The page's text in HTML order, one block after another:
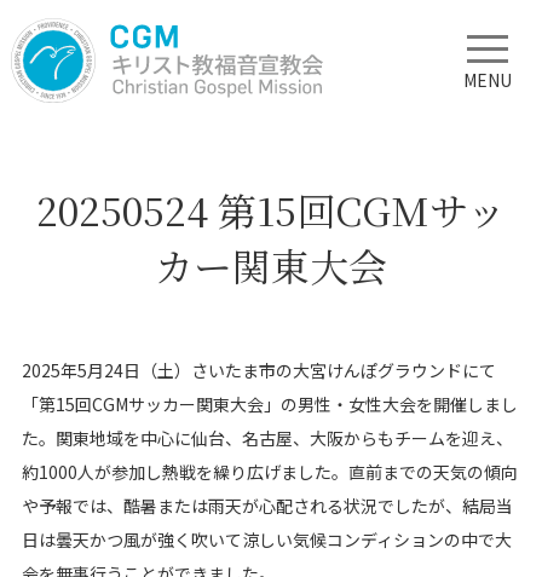
MENU
20250524 第15回CGMサッ
カー関東大会
2025年5月24日（土）さいたま市の大宮けんぽグラウンドにて
「第15回CGMサッカー関東大会」の男性・女性大会を開催しまし
た。関東地域を中心に仙台、名古屋、大阪からもチームを迎え、
約1000人が参加し熱戦を繰り広げました。直前までの天気の傾向
や予報では、酷暑または雨天が心配される状況でしたが、結局当
日は曇天かつ風が強く吹いて涼しい気候コンディションの中で大